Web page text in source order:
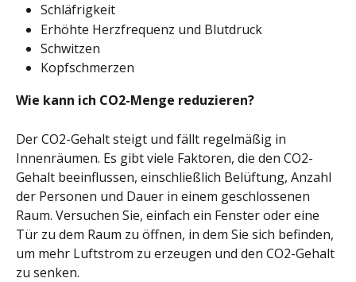
Schläfrigkeit
Erhöhte Herzfrequenz und Blutdruck
Schwitzen
Kopfschmerzen
Wie kann ich CO2-Menge reduzieren?
Der CO2-Gehalt steigt und fällt regelmäßig in
Innenräumen. Es gibt viele Faktoren, die den CO2-
Gehalt beeinflussen, einschließlich Belüftung, Anzahl
der Personen und Dauer in einem geschlossenen
Raum. Versuchen Sie, einfach ein Fenster oder eine
Tür zu dem Raum zu öffnen, in dem Sie sich befinden,
um mehr Luftstrom zu erzeugen und den CO2-Gehalt
zu senken.